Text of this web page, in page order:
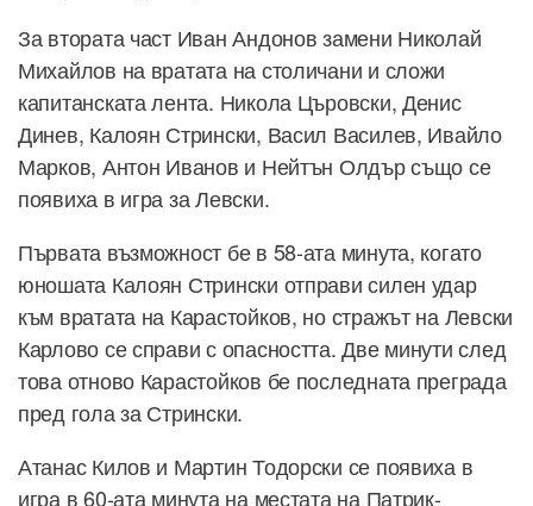
За втората част Иван Андонов замени Николай
Михайлов на вратата на столичани и сложи
капитанската лента. Никола Църовски, Денис
Динев, Калоян Стрински, Васил Василев, Ивайло
Марков, Антон Иванов и Нейтън Олдър също се
появиха в игра за Левски.
Първата възможност бе в 58-ата минута, когато
юношата Калоян Стрински отправи силен удар
към вратата на Карастойков, но стражът на Левски
Карлово се справи с опасността. Две минути след
това отново Карастойков бе последната преграда
пред гола за Стрински.
Атанас Килов и Мартин Тодорски се появиха в
игра в 60-ата минута на местата на Патрик-